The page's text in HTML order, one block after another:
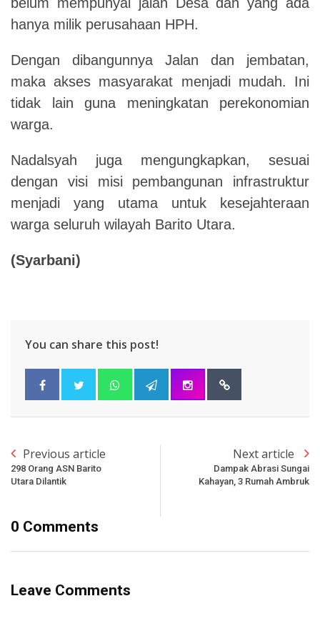
hanya milik perusahaan HPH.
Dengan dibangunnya Jalan dan jembatan,
maka akses masyarakat menjadi mudah. Ini
tidak lain guna meningkatan perekonomian
warga.
Nadalsyah juga mengungkapkan, sesuai
dengan visi misi pembangunan infrastruktur
menjadi yang utama untuk kesejahteraan
warga seluruh wilayah Barito Utara.
(Syarbani)
You can share this post!
Previous article
298 Orang ASN Barito
Utara Dilantik
Next article
Dampak Abrasi Sungai
Kahayan, 3 Rumah Ambruk
0 Comments
Leave Comments